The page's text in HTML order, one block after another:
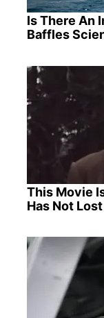
Is There An
Baffles
This Movie
Has Not